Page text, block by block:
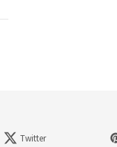
Twitter